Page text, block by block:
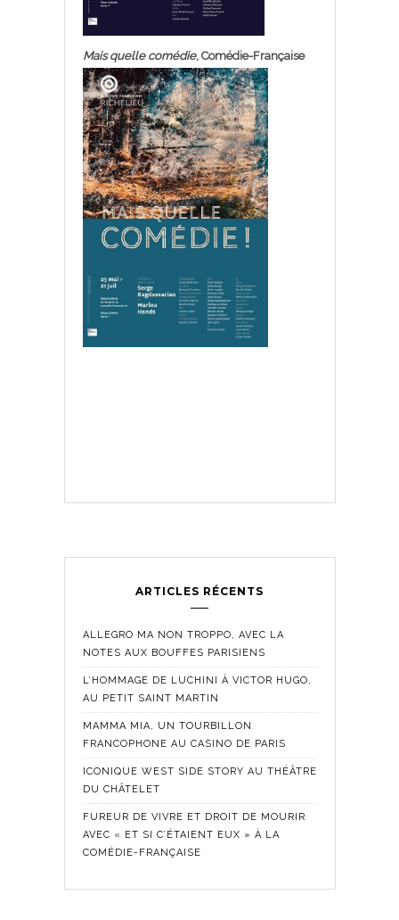
Mais quelle comédie, Comédie-Française
ARTICLES RÉCENTS
ALLEGRO MA NON TROPPO, AVEC LA
NOTES AUX BOUFFES PARISIENS
L’HOMMAGE DE LUCHINI À VICTOR HUGO,
AU PETIT SAINT MARTIN
MAMMA MIA, UN TOURBILLON
FRANCOPHONE AU CASINO DE PARIS
ICONIQUE WEST SIDE STORY AU THÉÂTRE
DU CHÂTELET
FUREUR DE VIVRE ET DROIT DE MOURIR
AVEC « ET SI C’ÉTAIENT EUX » À LA
COMÉDIE-FRANÇAISE